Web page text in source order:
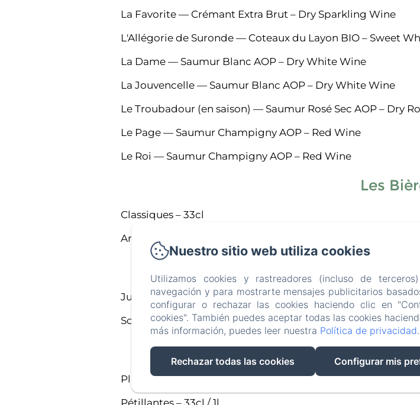
La Favorite — Crémant Extra Brut – Dry Sparkling Wine
L'Allégorie de Suronde — Coteaux du Layon BIO – Sweet
La Dame — Saumur Blanc AOP – Dry White Wine
La Jouvencelle — Saumur Blanc AOP – Dry White Wine
Le Troubadour (en saison) — Saumur Rosé Sec AOP – Dry
Le Page — Saumur Champigny AOP – Red Wine
Le Roi — Saumur Champigny AOP – Red Wine
Les
Classiques – 33cl
Artisanales – 50cl
Jus – 33 cl
Sodas – 33 cl
Les
Plates– 50cl / 1l
Pétillantes – 33cl / 1l
Nuestro sitio web utiliza cookies
Utilizamos cookies y rastreadores (incluso de
navegación y para mostrarte mensajes publicitarios
configurar o rechazar las cookies haciendo clic en
cookies". También puedes aceptar todas las cookies
más información, puedes leer nuestra Política de privacidad.
Rechazar todas las cookies Configurar mis